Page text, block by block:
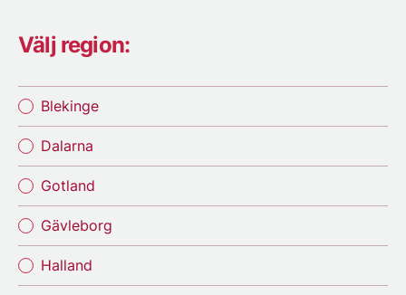
Välj region:
Blekinge
Dalarna
Gotland
Gävleborg
Halland